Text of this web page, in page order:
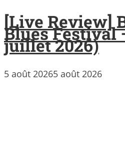
[Live Review]
Blues Festival
juillet 2026)
5 août 20265 août 2026